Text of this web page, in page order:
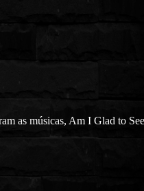
as músicas, Am I Glad to